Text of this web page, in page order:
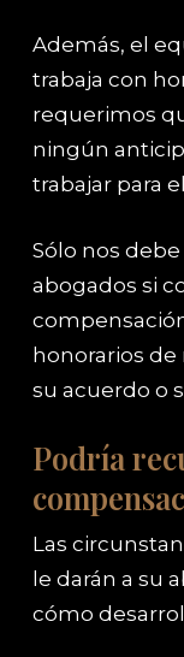
Además, el
trabaja con
requerimos
ningún
trabajar para
Sólo nos
abogados si
honorarios de
su acuerdo o
Podría
Las
le darán a su
cómo